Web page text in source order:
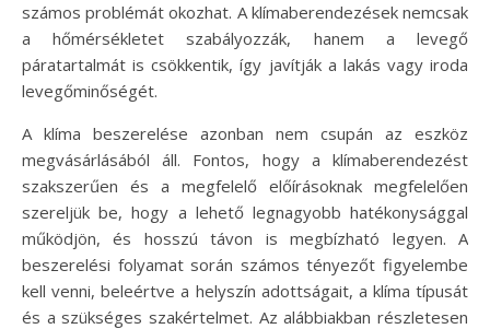
számos problémát okozhat. A klímaberendezések nemcsak
a hőmérsékletet szabályozzák, hanem a levegő
páratartalmát is csökkentik, így javítják a lakás vagy iroda
levegőminőségét.
A klíma beszerelése azonban nem csupán az eszköz
megvásárlásából áll. Fontos, hogy a klímaberendezést
szakszerűen és a megfelelő előírásoknak megfelelően
szereljük be, hogy a lehető legnagyobb hatékonysággal
működjön, és hosszú távon is megbízható legyen. A
beszerelési folyamat során számos tényezőt figyelembe
kell venni, beleértve a helyszín adottságait, a klíma típusát
és a szükséges szakértelmet. Az alábbiakban részletesen